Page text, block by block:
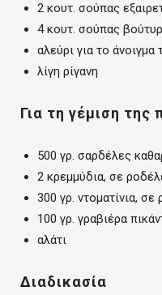
2 κουτ. σούπας
4 κουτ. σούπας
αλεύρι για το άνοιγμα
λίγη ρίγανη
Για τη γέμιση της
500 γρ. σαρδέλες
2 κρεμμύδια, σε
300 γρ. ντοματίνια, σε
100 γρ. γραβιέρα
αλάτι
Διαδικασία